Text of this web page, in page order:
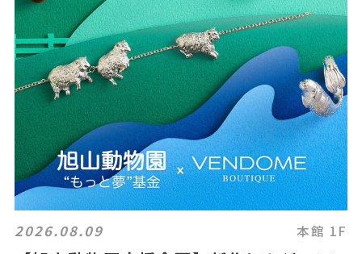
2026.08.09 本館 1F